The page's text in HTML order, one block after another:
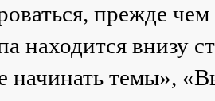
прежде
находится внизу
темы»,